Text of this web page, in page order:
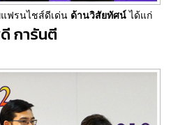
ฟรนไชส์ดีเด่น ด้านวิสัยทัศน์ได้แก่
การันตี